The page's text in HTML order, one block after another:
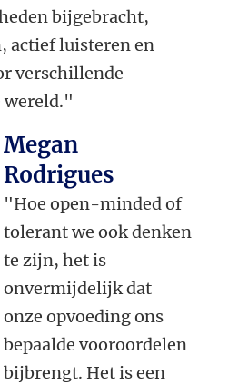
bijgebracht,
actief luisteren en
verschillende
wereld."
Megan
Rodrigues
"Hoe open-minded of
tolerant we ook denken
te zijn, het is
onvermijdelijk dat
onze opvoeding ons
bepaalde vooroordelen
bijbrengt. Het is een